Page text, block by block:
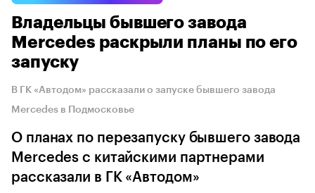
Haval Geely Volga
Владельцы бывшего завода
Mercedes раскрыли планы по его
запуску
В ГК «Автодом» рассказали о запуске бывшего завода
Mercedes в Подмосковье
О планах по перезапуску бывшего завода
Mercedes с китайскими партнерами
рассказали в ГК «Автодом»